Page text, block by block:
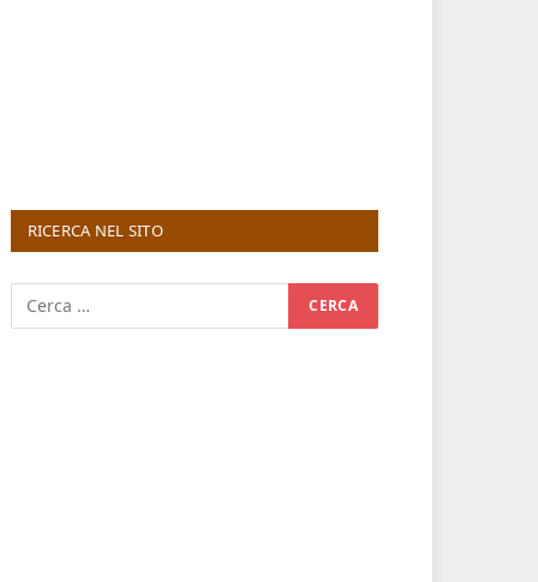
RICERCA NEL SITO